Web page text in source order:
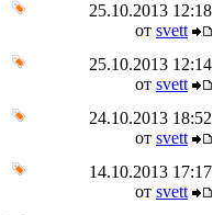
25.10.2013 12:18
от svett
25.10.2013 12:14
от svett
24.10.2013 18:52
от svett
14.10.2013 17:17
от svett